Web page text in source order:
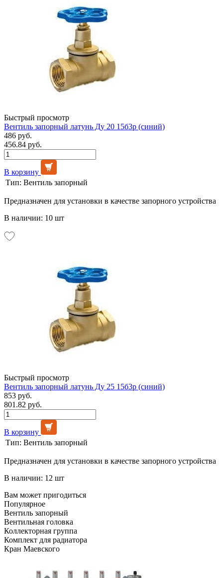
Быстрый просмотр
Вентиль запорный латунь Ду 20 15б3р (синий)
486 руб.
456.84 руб.
В корзину
Тип: Вентиль запорный
Предназначен для установки в качестве запорного устройства
В наличии: 10 шт
Быстрый просмотр
Вентиль запорный латунь Ду 25 15б3р (синий)
853 руб.
801.82 руб.
В корзину
Тип: Вентиль запорный
Предназначен для установки в качестве запорного устройства
В наличии: 12 шт
Вам может пригодиться
Популярное
Вентиль запорный
Вентильная головка
Коллекторная группа
Комплект для радиатора
Кран Маевского